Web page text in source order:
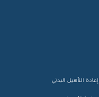
إعادة التأهيل البدني